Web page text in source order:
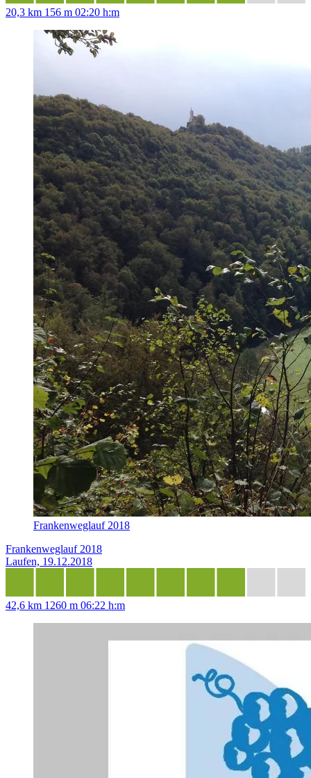
20,3 km 156 m 02:20 h:m
Frankenweglauf 2018
Frankenweglauf 2018
Laufen, 19.12.2018
42,6 km 1260 m 06:22 h:m